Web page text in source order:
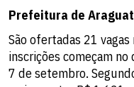
Prefeitura de
São ofertadas 21
inscrições começam
7 de setembro.